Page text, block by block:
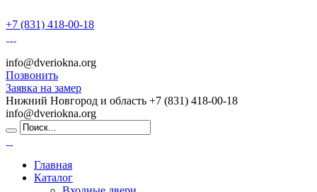
+7 (831) 418-00-18
info@dveriokna.org
Позвонить
Заявка на замер
Нижний Новгород и область +7 (831) 418-00-18
info@dveriokna.org
Главная
Каталог